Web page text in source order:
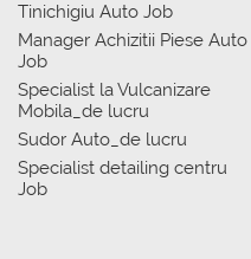
Tinichigiu Auto Job
Manager Achizitii Piese Auto
Job
Specialist la Vulcanizare
Mobila_de lucru
Sudor Auto_de lucru
Specialist detailing centru
Job